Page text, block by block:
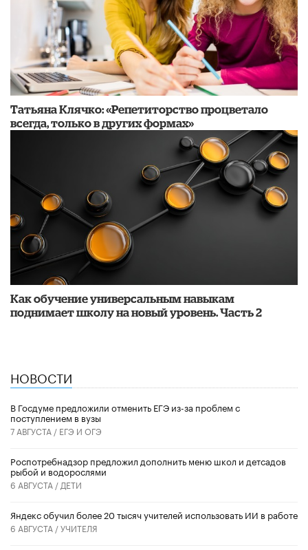
​Татьяна Клячко: «Репетиторство процветало
всегда, только в других формах»
​Как обучение универсальным навыкам
поднимает школу на новый уровень. Часть 2
НОВОСТИ
В Госдуме предложили отменить ЕГЭ из-за проблем с
поступлением в вузы
7 АВГУСТА / ЕГЭ И ОГЭ
Роспотребнадзор предложил дополнить меню школ и детсадов
рыбой и водорослями
6 АВГУСТА / ДЕТИ
​Яндекс обучил более 20 тысяч учителей использовать ИИ в работе
6 АВГУСТА /УЧИТЕЛЯ